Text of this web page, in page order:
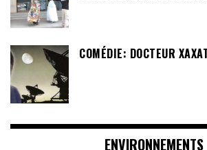
COMÉDIE: DOCTEUR
ENVIRONNEMENTS